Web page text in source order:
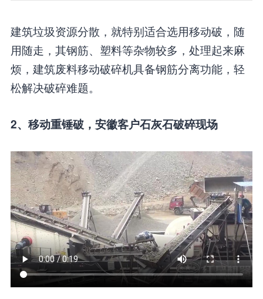
建筑垃圾资源分散，就特别适合选用移动破，随
用随走，其钢筋、塑料等杂物较多，处理起来麻
烦，建筑废料移动破碎机具备钢筋分离功能，轻
松解决破碎难题。
2、移动重锤破，安徽客户石灰石破碎现场